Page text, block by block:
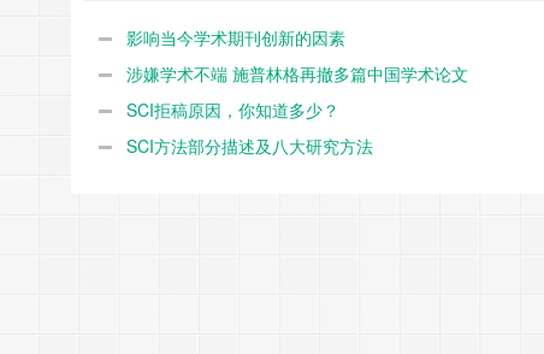
影响当今学术期刊创新的因素
涉嫌学术不端 施普林格再撤多篇中国学术论文
SCI拒稿原因，你知道多少？
SCI方法部分描述及八大研究方法